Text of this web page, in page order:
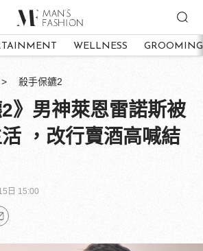
WELLNESS GROOMING
殺手保鑣2
2》男神萊恩雷諾斯被
，改行賣酒高喊結
日 15:00